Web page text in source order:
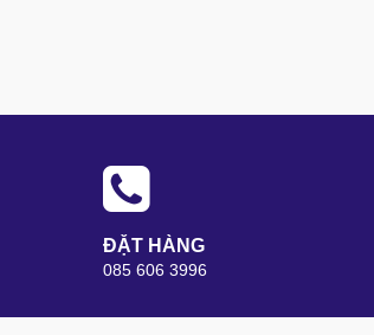
ĐẶT HÀNG
085 606 3996